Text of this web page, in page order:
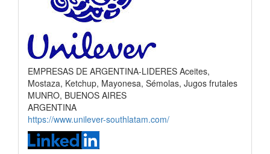
EMPRESAS DE ARGENTINA-LIDERES Aceites,
Mostaza, Ketchup, Mayonesa, Sémolas, Jugos frutales
MUNRO, BUENOS AIRES
ARGENTINA
https://www.unilever-southlatam.com/